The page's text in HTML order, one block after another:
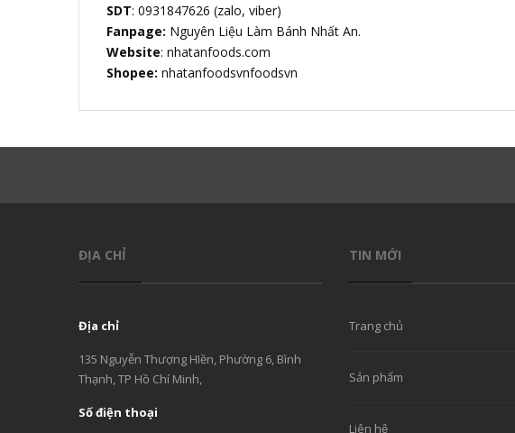
SDT: 0931847626 (zalo, viber)
Fanpage: Nguyên Liệu Làm Bánh Nhất An.
Website: nhatanfoods.com
Shopee: nhatanfoodsvnfoodsvn
ĐỊA CHỈ
Địa chỉ
135 Nguyễn Thượng HIền, Phường 6, Bình
Thạnh, TP Hồ Chí Minh,
Số điện thoại
TIN MỚI
Trang chủ
Sản phẩm
Liên hệ